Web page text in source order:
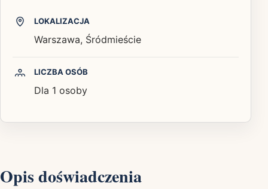
LOKALIZACJA
Warszawa, Śródmieście
LICZBA OSÓB
Dla 1 osoby
Opis doświadczenia